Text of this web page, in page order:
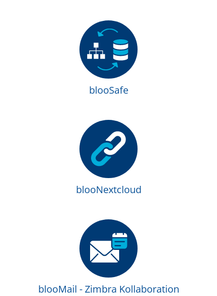
blooSafe
blooNextcloud
blooMail - Zimbra Kollaboration